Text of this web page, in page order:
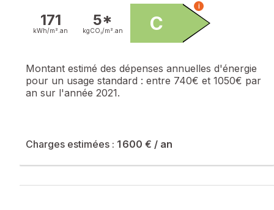
171
kWh/m². an
5*
kgCO₂/m². an C
i
Montant estimé des dépenses annuelles d'énergie
pour un usage standard : entre 740€ et 1050€ par
an sur l'année 2021.
Charges estimées : 1 600 € / an